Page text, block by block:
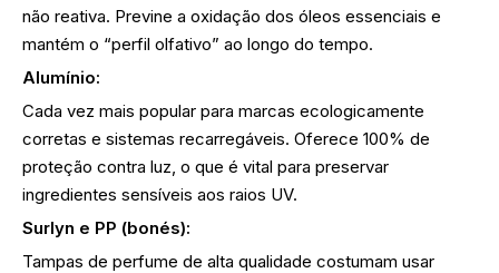
não reativa. Previne a oxidação dos óleos essenciais e
mantém o “perfil olfativo” ao longo do tempo.
Alumínio:
Cada vez mais popular para marcas ecologicamente
corretas e sistemas recarregáveis. Oferece 100% de
proteção contra luz, o que é vital para preservar
ingredientes sensíveis aos raios UV.
Surlyn e PP (bonés):
Tampas de perfume de alta qualidade costumam usar